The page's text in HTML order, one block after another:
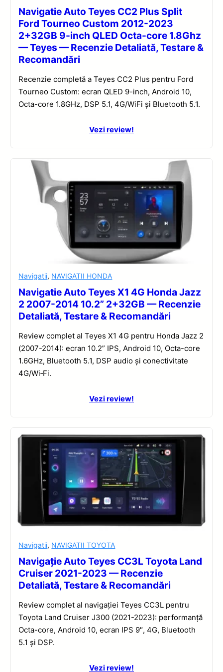
Navigatie Auto Teyes CC2 Plus Split
Ford Tourneo Custom 2012-2023
2+32GB 9-inch QLED Octa-core 1.8Ghz
— Teyes — Recenzie Detaliată, Testare &
Recomandări
Recenzie completă a Teyes CC2 Plus pentru Ford
Tourneo Custom: ecran QLED 9-inch, Android 10,
Octa-core 1.8GHz, DSP 5.1, 4G/WiFi și Bluetooth 5.1.
Vezi review!
Navigatii, NAVIGATII HONDA
Navigatie Auto Teyes X1 4G Honda Jazz
2 2007-2014 10.2” 2+32GB — Recenzie
Detaliată, Testare & Recomandări
Review complet al Teyes X1 4G pentru Honda Jazz 2
(2007-2014): ecran 10.2” IPS, Android 10, Octa-core
1.6GHz, Bluetooth 5.1, DSP audio și conectivitate
4G/Wi‑Fi.
Vezi review!
Navigatii, NAVIGATII TOYOTA
Navigație Auto Teyes CC3L Toyota Land
Cruiser 2021-2023 — Recenzie
Detaliată, Testare & Recomandări
Review complet al navigației Teyes CC3L pentru
Toyota Land Cruiser J300 (2021-2023): performanță
Octa-core, Android 10, ecran IPS 9″, 4G, Bluetooth
5.1 și DSP.
Vezi review!